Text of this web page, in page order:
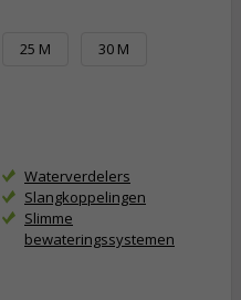
25 M 30 M
Waterverdelers
Slangkoppelingen
Slimme
bewateringssystemen